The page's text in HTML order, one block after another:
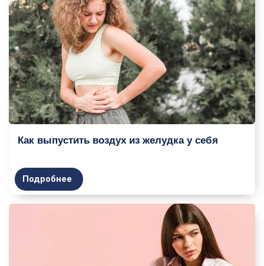
Как выпустить воздух из желудка у себя
Подробнее